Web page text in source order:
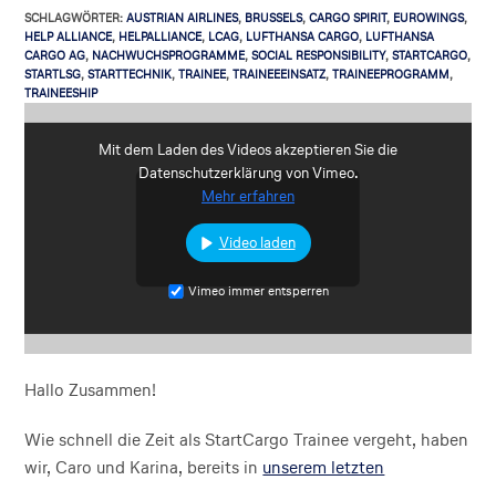
SCHLAGWÖRTER:AUSTRIAN AIRLINES, BRUSSELS, CARGO SPIRIT, EUROWINGS,
HELP ALLIANCE, HELPALLIANCE, LCAG, LUFTHANSA CARGO, LUFTHANSA
CARGO AG, NACHWUCHSPROGRAMME, SOCIAL RESPONSIBILITY, STARTCARGO,
STARTLSG, STARTTECHNIK, TRAINEE, TRAINEEEINSATZ, TRAINEEPROGRAMM,
TRAINEESHIP
Mit dem Laden des Videos akzeptieren Sie die
Datenschutzerklärung von Vimeo.
Mehr erfahren
Video laden
Vimeo immer entsperren
Hallo Zusammen!
Wie schnell die Zeit als StartCargo Trainee vergeht, haben
wir, Caro und Karina, bereits in unserem letzten